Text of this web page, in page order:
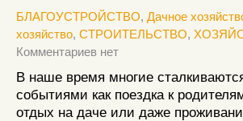
БЛАГОУСТРОЙСТВО, Дачное
хозяйство, СТРОИТЕЛЬСТВО,
Комментариев нет
В наше время многие
событиями как поездка к
отдых на даче или даже